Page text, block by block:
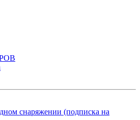
снаряжении (подписка на